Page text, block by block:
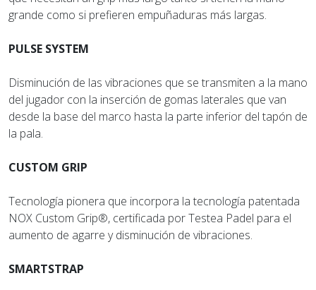
grande como si prefieren empuñaduras más largas.
PULSE SYSTEM
Disminución de las vibraciones que se transmiten a la mano
del jugador con la inserción de gomas laterales que van
desde la base del marco hasta la parte inferior del tapón de
la pala.
CUSTOM GRIP
Tecnología pionera que incorpora la tecnología patentada
NOX Custom Grip®, certificada por Testea Padel para el
aumento de agarre y disminución de vibraciones.
SMARTSTRAP